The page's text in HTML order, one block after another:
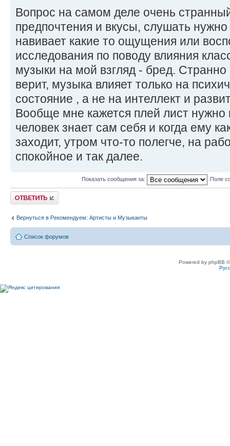
Вопрос на самом деле очень
предпочтения и вкусы, слушать
навивает какие то ощущения или
исследования по поводу влияния
музыки на мой взгляд - бред. Странно
верит, музыка влияет только на
состояние , а не на интеллект и
Вообще мне кажется плей лист нужно
человек знает сам себя и когда ему
заходит, утром что-то полегче, на
спокойное и так далее.
Показать сообщения за: Поле
Ответить
Вернуться в Рекомендуем: Артисты и Музыканты
Список форумов
Powered by phpBB